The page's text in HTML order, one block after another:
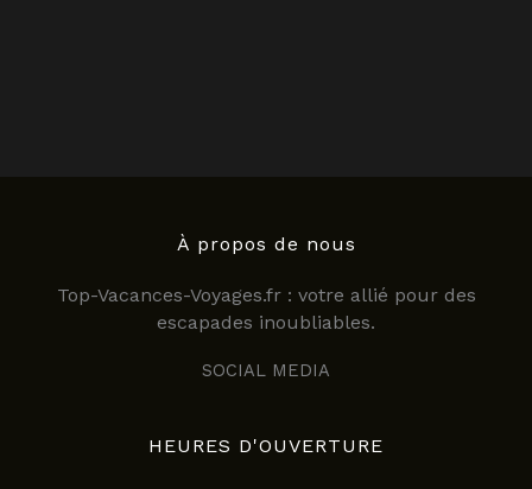
À propos de nous
Top-Vacances-Voyages.fr : votre allié pour des
escapades inoubliables.
SOCIAL MEDIA
HEURES D'OUVERTURE